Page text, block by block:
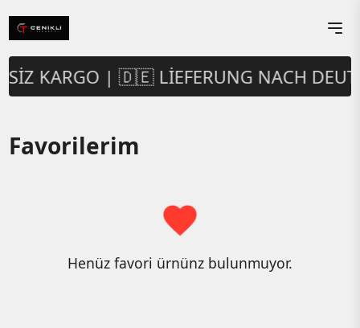
KARGO | 🇩🇪 LIEFERUNG NACH
Favorilerim
Henüz favori ürnünz bulunmuyor.